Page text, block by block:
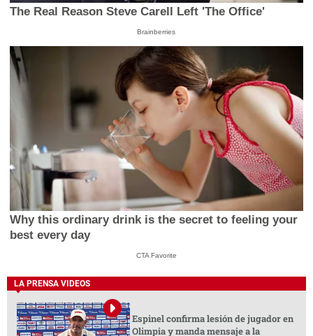
The Real Reason Steve Carell Left 'The Office'
Brainberries
Why this ordinary drink is the secret to feeling your
best every day
CTA Favorite
LA PRENSA VIDEOS
Espinel confirma lesión de jugador en
Olimpia y manda mensaje a la